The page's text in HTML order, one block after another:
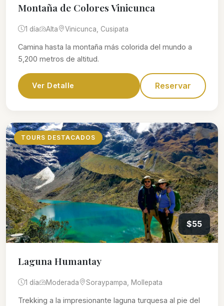
Montaña de Colores Vinicunca
1 día Alta Vinicunca, Cusipata
Camina hasta la montaña más colorida del mundo a
5,200 metros de altitud.
Ver Detalle Reservar
TOURS DESTACADOS
$55
Laguna Humantay
1 día Moderada Soraypampa, Mollepata
Trekking a la impresionante laguna turquesa al pie del